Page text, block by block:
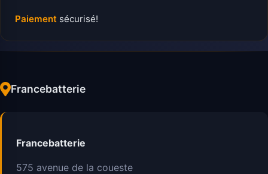
Paiement sécurisé!
Francebatterie
Francebatterie
575 avenue de la coueste